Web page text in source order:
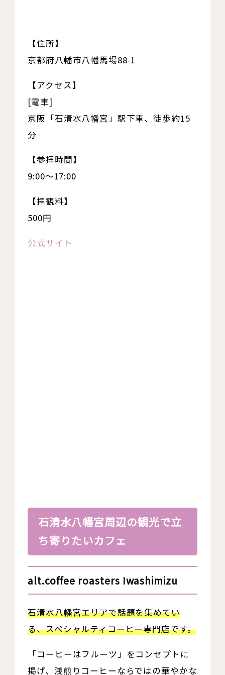
【住所】
京都府八幡市八幡馬場88-1
【アクセス】
[電車]
京阪「石清水八幡宮」駅下車、徒歩約15
分
【参拝時間】
9:00～17:00
【拝観料】
500円
公式サイト
石清水八幡宮周辺の観光で立
ち寄りたいカフェ
alt.coffee roasters Iwashimizu
石清水八幡宮エリアで話題を集めてい
る、スペシャルティコーヒー専門店です。
「コーヒーはフルーツ」をコンセプトに
掲げ、浅煎りコーヒーならではの華やかな